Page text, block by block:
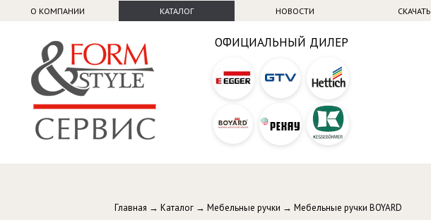
О КОМПАНИИ КАТАЛОГ НОВОСТИ СКАЧАТЬ
ОФИЦИАЛЬНЫЙ ДИЛЕР
Главная → Каталог → Мебельные ручки → Мебельные ручки BOYARD